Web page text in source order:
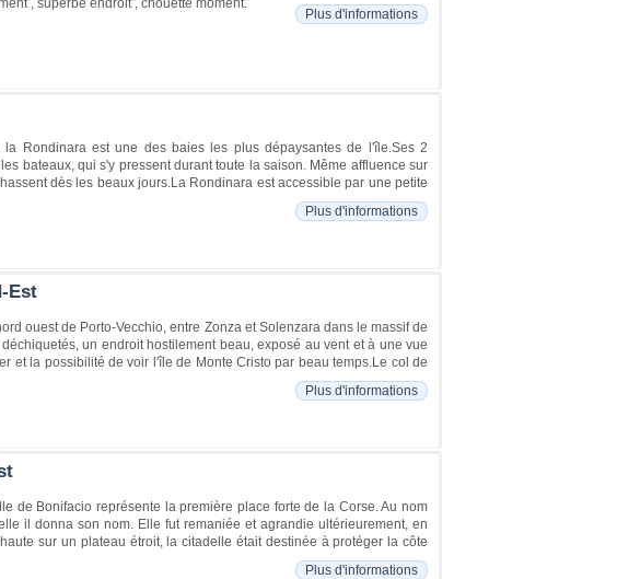
Plus d'informations
Rondinara est une des baies les plus dépaysantes de l'île.Ses 2
bateaux, qui s'y pressent durant toute la saison. Même affluence sur
dès les beaux jours.La Rondinara est accessible par une petite
Plus d'informations
Est
ouest de Porto-Vecchio, entre Zonza et Solenzara dans le massif de
un endroit hostilement beau, exposé au vent et à une vue
et la possibilité de voir l'île de Monte Cristo par beau temps.Le col de
Plus d'informations
de Bonifacio représente la première place forte de la Corse. Au nom
il donna son nom. Elle fut remaniée et agrandie ultérieurement, en
sur un plateau étroit, la citadelle était destinée à protéger la côte
Plus d'informations